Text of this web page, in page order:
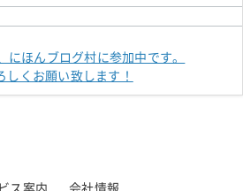
にほんブログ村に参加中です。
しくお願い致します！